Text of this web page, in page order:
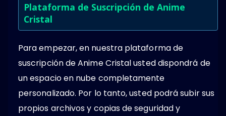
Plataforma de Suscripción de Anime
Cristal
Para empezar, en nuestra plataforma de
suscripción de Anime Cristal usted dispondrá de
un espacio en nube completamente
personalizado. Por lo tanto, usted podrá subir sus
propios archivos y copias de seguridad y